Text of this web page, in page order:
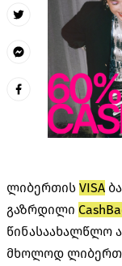
ლიბერთის VISA
გაზრდილი
წინასაახალწლო
მხოლოდ